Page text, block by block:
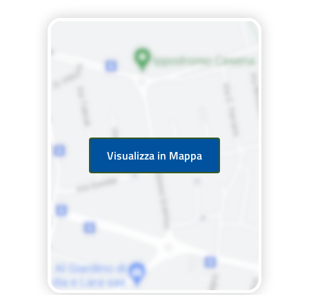
Visualizza in Mappa